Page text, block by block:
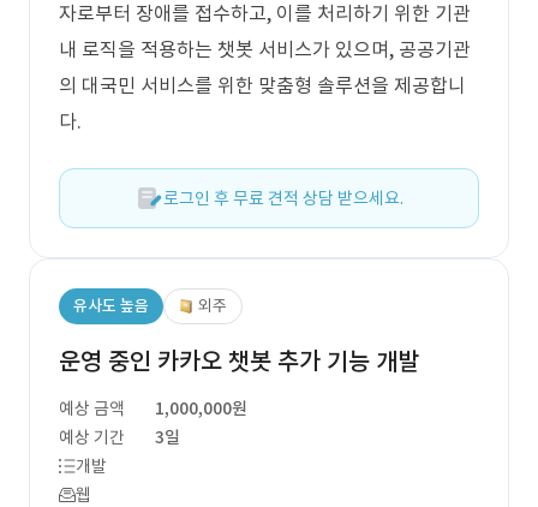
자로부터 장애를 접수하고, 이를 처리하기 위한 기관
내 로직을 적용하는 챗봇 서비스가 있으며, 공공기관
의 대국민 서비스를 위한 맞춤형 솔루션을 제공합니
다.
로그인 후 무료 견적 상담 받으세요.
유사도 높음 외주
운영 중인 카카오 챗봇 추가 기능 개발
예상 금액
1,000,000원
예상 기간
3일
개발
웹